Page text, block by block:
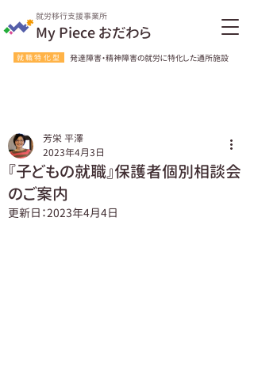
就労移行支援事業所
My Piece おだわら
就職特化型 発達障害・精神障害の就労に特化した通所施設
『子どもの就職』保護者個別相談会
のご案内
芳栄 平澤
2023年4月3日
更新日：2023年4月4日